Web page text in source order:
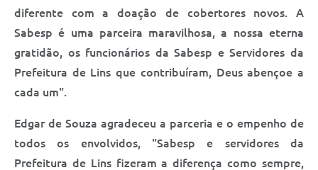
diferente com a doação de cobertores novos. A
Sabesp é uma parceira maravilhosa, a nossa eterna
gratidão, os funcionários da Sabesp e Servidores da
Prefeitura de Lins que contribuíram, Deus abençoe a
cada um".
Edgar de Souza agradeceu a parceria e o empenho de
todos os envolvidos, "Sabesp e servidores da
Prefeitura de Lins fizeram a diferença como sempre,